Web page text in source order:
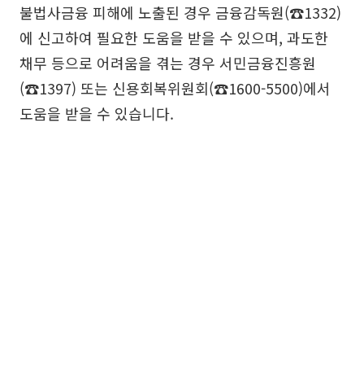
불법사금융 피해에 노출된 경우 금융감독원(☎1332)
에 신고하여 필요한 도움을 받을 수 있으며, 과도한
채무 등으로 어려움을 겪는 경우 서민금융진흥원
(☎1397) 또는 신용회복위원회(☎1600-5500)에서
도움을 받을 수 있습니다.